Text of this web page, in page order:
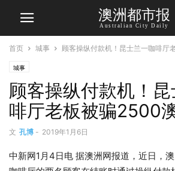
澳洲都市报
Australian City Daily
首页 城事 顾客操纵付款机！昆士兰一咖啡厅
城事
顾客操纵付款机！
啡厅老板被骗2500
文 孔博 - 2019年1月6日
中新网1月4日电 据澳洲网报道，近日，